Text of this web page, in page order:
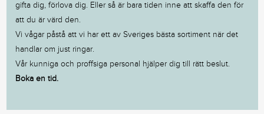
gifta dig, förlova dig. Eller så är bara tiden inne att skaffa den för
att du är värd den.
Vi vågar påstå att vi har ett av Sveriges bästa sortiment när det
handlar om just ringar.
Vår kunniga och proffsiga personal hjälper dig till rätt beslut.
Boka en tid.